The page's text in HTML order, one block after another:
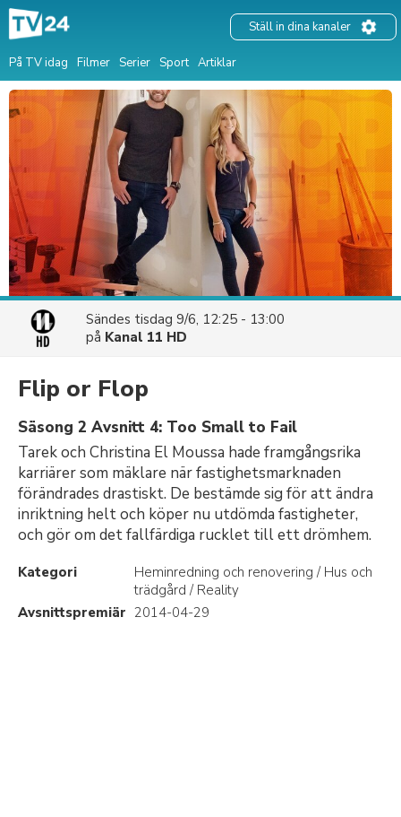
På TV idag Filmer Serier Sport Artiklar
Ställ in dina kanaler
Sändes tisdag 9/6, 12:25 - 13:00
på Kanal 11 HD
Flip or Flop
Säsong 2 Avsnitt 4: Too Small to Fail
Tarek och Christina El Moussa hade framgångsrika
karriärer som mäklare när fastighetsmarknaden
förändrades drastiskt. De bestämde sig för att ändra
inriktning helt och köper nu utdömda fastigheter,
och gör om det fallfärdiga rucklet till ett drömhem.
Kategori
Heminredning och renovering / Hus och
trädgård / Reality
Avsnittspremiär 2014-04-29